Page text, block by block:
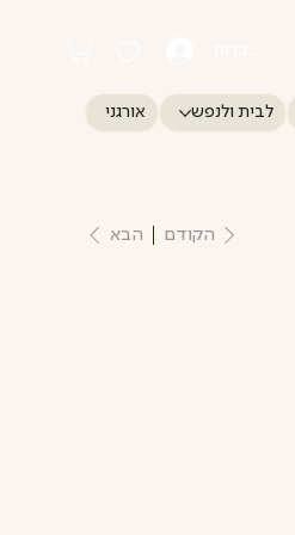
לבית ולנפש אורגני
הקודם הבא